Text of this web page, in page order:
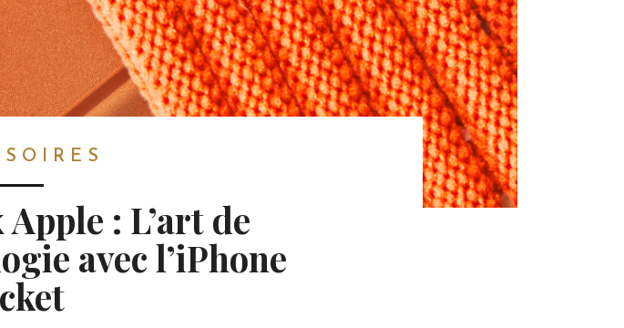
: L’art de
avec l’iPhone